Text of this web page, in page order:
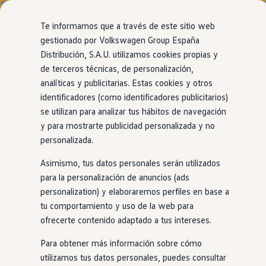
Ir
directamente
al contenido
Ir
directamente
al pie de
página
Nuevo ID. Cross
Vehículos Comerciales
Compra y ofertas
Volkswagen nuevo en stock
Volkswagen de ocasión
Financiación
My Renting
My Way
Seguros
Empresas
Autoescuelas
Eléctricos e híbridos
Más sobre híbridos
Plan Auto +
Etiquetas DGT
Simulador de autonomía, carga y ahorro
Carga y autonomía
Soluciones de carga
Tarifas de carga
Carga en casa
Modos de carga
MOTOR PACIFICO
Aviso legal
Política de privacidad
Aviso legal
Te informamos que a través de este sitio web
gestionado por Volkswagen Group España
Distribución, S.A.U. utilizamos cookies propias y
de terceros técnicas, de personalización,
analíticas y publicitarias. Estas cookies y otros
identificadores (como identificadores publicitarios)
se utilizan para analizar tus hábitos de navegación
y para mostrarte publicidad personalizada y no
personalizada.
Asimismo, tus datos personales serán utilizados
para la personalización de anuncios (ads
personalization) y elaboraremos perfiles en base a
tu comportamiento y uso de la web para
ofrecerte contenido adaptado a tus intereses.
Para obtener más información sobre cómo
utilizamos tus datos personales, puedes consultar